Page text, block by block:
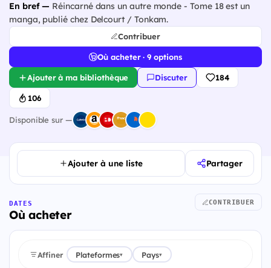
En bref — Réincarné dans un autre monde - Tome 18 est un
manga, publié chez Delcourt / Tonkam.
Contribuer
Où acheter · 9 options
Ajouter à ma bibliothèque Discuter 184
106
Disponible sur —
Ajouter à une liste Partager
DATES
Où acheter
CONTRIBUER
Affiner Plateformes▾ Pays▾